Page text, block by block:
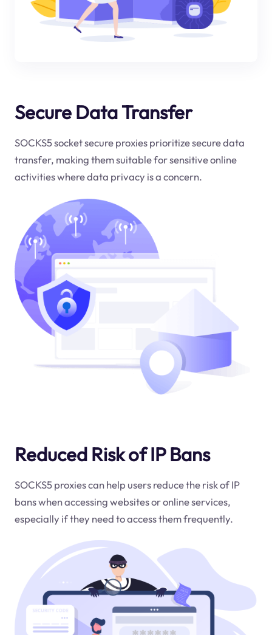
Secure Data Transfer
SOCKS5 socket secure proxies prioritize secure data
transfer, making them suitable for sensitive online
activities where data privacy is a concern.
Reduced Risk of IP Bans
SOCKS5 proxies can help users reduce the risk of IP
bans when accessing websites or online services,
especially if they need to access them frequently.